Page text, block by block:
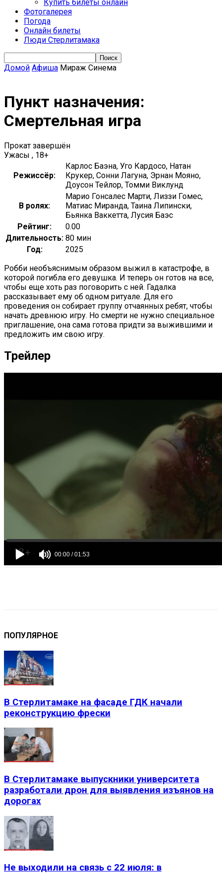
Купить билеты онлайн
Фотогалерея
Погода
Онлайн билеты
Люди Стерлитамака
Домой Афиша Мираж Синема
Пункт назначения:
Смертельная игра
Прокат завершён
Ужасы , 18+
Режиссёр:
Карлос Баэна, Уго Кардосо, Натан
Крукер, Сонни Лагуна, Эрнан Мояно,
Доусон Тейлор, Томми Виклунд
В ролях:
Марио Гонсалес Марти, Лиззи Гомес,
Матиас Миранда, Таина Липински,
Бьянка Ваккетта, Лусия Баэс
Рейтинг:
0.00
Длительность: 80 мин
Год:
2025
Робби необъяснимым образом выжил в катастрофе, в
которой погибла его девушка. И теперь он готов на все,
чтобы еще хоть раз поговорить с ней. Гадалка
рассказывает ему об одном ритуале. Для его
проведения он собирает группу отчаянных ребят, чтобы
начать древнюю игру. Но смерти не нужно специальное
приглашение, она сама готова придти за выжившими и
предложить им свою игру.
Трейлер
ПОПУЛЯРНОЕ
В Стерлитамаке на фасаде ГДК начали
реконструкцию фрески
В Стерлитамаке выпускники университета
разработали дрон для выявления изъянов на
дорогах
Не выходили на связь с 22 июля: в